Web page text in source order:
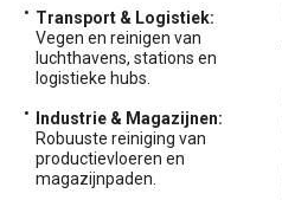
Transport & Logistiek:
Vegen en reinigen van
luchthavens, stations en
logistieke hubs.
Industrie & Magazijnen:
Robuuste reiniging van
productievloeren en
magazijnpaden.